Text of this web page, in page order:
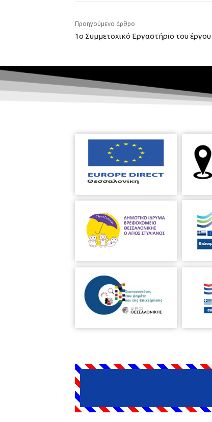
Προηγούμενο άρθρο
1ο Συμμετοχικό Εργαστήριο του